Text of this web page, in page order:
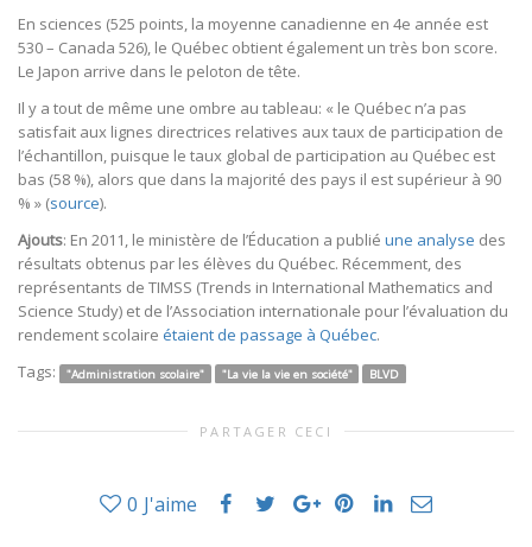
En sciences (525 points, la moyenne canadienne en 4e année est
530 – Canada 526), le Québec obtient également un très bon score.
Le Japon arrive dans le peloton de tête.
Il y a tout de même une ombre au tableau: « le Québec n’a pas
satisfait aux lignes directrices relatives aux taux de participation de
l’échantillon, puisque le taux global de participation au Québec est
bas (58 %), alors que dans la majorité des pays il est supérieur à 90
% » (source).
Ajouts: En 2011, le ministère de l’Éducation a publié une analyse des
résultats obtenus par les élèves du Québec. Récemment, des
représentants de TIMSS (Trends in International Mathematics and
Science Study) et de l’Association internationale pour l’évaluation du
rendement scolaire étaient de passage à Québec.
Tags:
"Administration scolaire" "La vie la vie en société" BLVD
PARTAGER CECI
0 J'aime